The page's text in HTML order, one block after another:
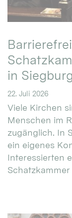
in Siegburg
22. Juli 2026
Viele Kirchen
Menschen im
zugänglich. In
ein eigenes
Interessierten